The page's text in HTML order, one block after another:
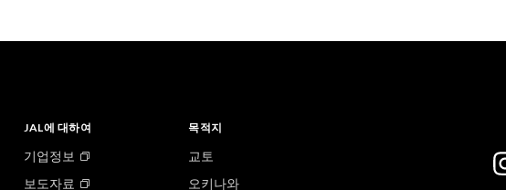
JAL에 대하여
기업정보
보도자료
목적지
교토
오키나와